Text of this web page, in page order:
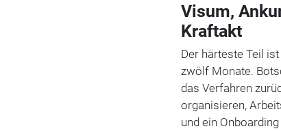
Visum,
Kraftakt
Der härteste Teil
zwölf Monate.
das Verfahren
organisieren,
und ein